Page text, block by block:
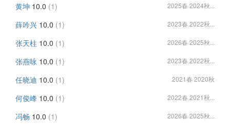
黄坤 10.0 (1) 2025春 2024秋...
薛吟兴 10.0 (1) 2023春 2022秋...
张天柱 10.0 (1) 2026春 2025秋...
张燕咏 10.0 (1) 2023春 2022秋...
任晓迪 10.0 (1) 2021春 2020秋
何俊峰 10.0 (1) 2022春 2021秋...
冯畅 10.0 (1) 2026春 2025秋...